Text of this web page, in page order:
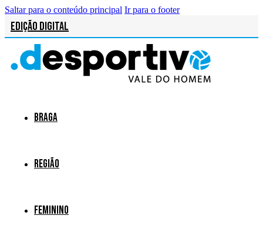
Saltar para o conteúdo principal Ir para o footer
Edição Digital
Braga
Região
Feminino